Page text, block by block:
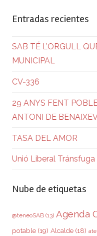
Entradas recientes
SAB TÉ L’ORGULL
MUNICIPAL
CV-336
29 ANYS FENT
ANTONI DE
TASA DEL AMOR
Unió Liberal Tránsfuga
Nube de etiquetas
@teneoSAB (13) Agenda
potable (19) Alcalde (18)